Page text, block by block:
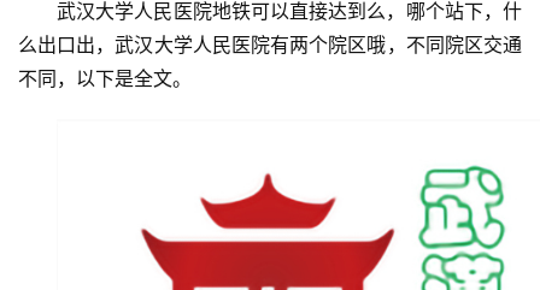
武汉大学人民医院地铁可以直接达到么，哪个站下，什
么出口出，武汉大学人民医院有两个院区哦，不同院区交通
不同，以下是全文。